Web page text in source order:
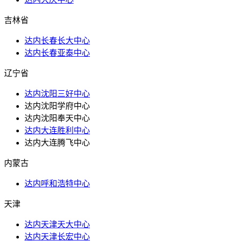
吉林省
达内长春长大中心
达内长春亚泰中心
辽宁省
达内沈阳三好中心
达内沈阳学府中心
达内沈阳奉天中心
达内大连胜利中心
达内大连腾飞中心
内蒙古
达内呼和浩特中心
天津
达内天津天大中心
达内天津长宏中心